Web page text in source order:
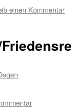
einen Kommentar